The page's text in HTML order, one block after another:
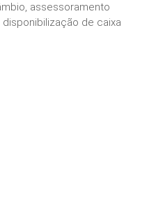
assessoramento
de caixa